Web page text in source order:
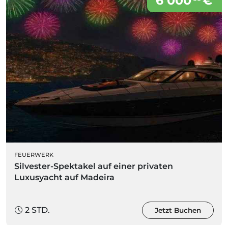
FEUERWERK
Silvester-Spektakel auf einer privaten
Luxusyacht auf Madeira
2 STD. Jetzt Buchen